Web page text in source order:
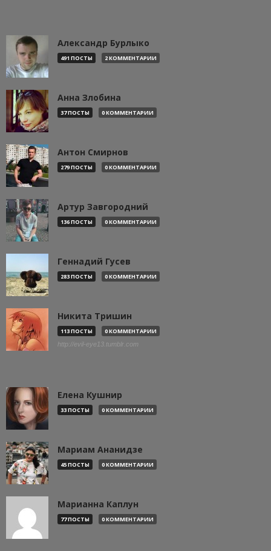
Александр Бурлыко
491 ПОСТЫ 2 КОММЕНТАРИИ
Анна Злобина
37 ПОСТЫ 0 КОММЕНТАРИИ
Антон Смирнов
279 ПОСТЫ 0 КОММЕНТАРИИ
Артур Завгородний
136 ПОСТЫ 0 КОММЕНТАРИИ
Геннадий Гусев
283 ПОСТЫ 0 КОММЕНТАРИИ
Никита Тришин
113 ПОСТЫ 0 КОММЕНТАРИИ
http://evil-eye13.tumblr.com
Елена Кушнир
33 ПОСТЫ 0 КОММЕНТАРИИ
Мариам Ананидзе
45 ПОСТЫ 0 КОММЕНТАРИИ
Марианна Каплун
77 ПОСТЫ 0 КОММЕНТАРИИ